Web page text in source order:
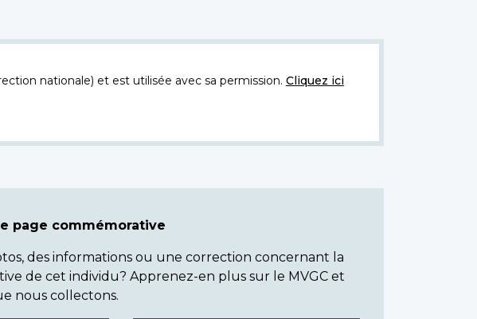
nationale) et est utilisée avec sa permission. Cliquez ici
page commémorative
des informations ou une correction concernant la
de cet individu? Apprenez-en plus sur le MVGC et
nous collectons.